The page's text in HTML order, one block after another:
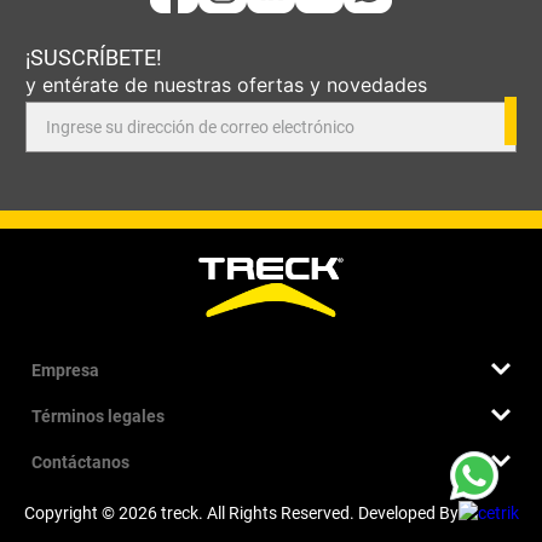
¡SUSCRÍBETE!
y entérate de nuestras ofertas y novedades
Empresa
Quiénes somos
Nuestra historia
Trabaja con nosotros
Términos legales
Términos y condiciones
Medios de pago
Contáctanos
Contacto
Copyright © 2026 treck. All Rights Reserved. Developed By